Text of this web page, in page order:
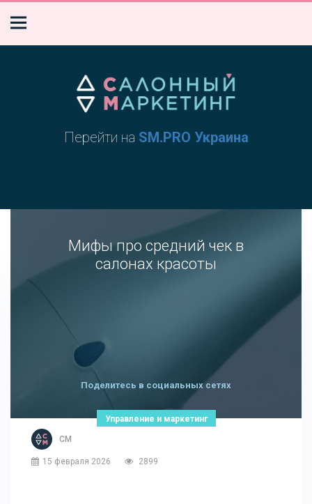
Перейти на SM.PRO Украина
Мифы про средний чек в
салонах красоты
Поделитесь в социальных сетях
Управление и маркетинг
СМ
15 февраля 2026 2899